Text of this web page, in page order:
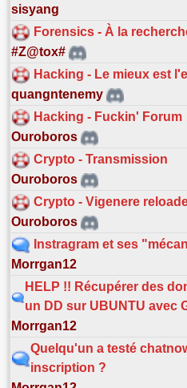
sisyang
Forensics - À la
#Z@tox#
Hacking - Le mieux est
quangntenemy
Hacking - Fuckin' Forum
Ouroboros
Crypto - Transmission
Ouroboros
Crypto - Vigenere
Ouroboros
Instragram et ses
Morrgan12
HELP !! Récupérer des
un DD sur UBUNTU avec
Morrgan12
Quelqu'un a testé
inscription ?